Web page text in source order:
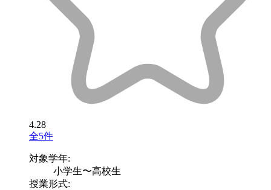
4.28
全5件
対象学年:
小学生〜高校生
授業形式: